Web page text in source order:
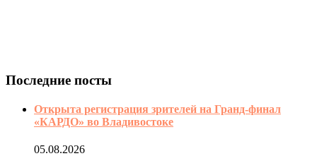
Последние посты
Открыта регистрация зрителей на Гранд-финал
«КАРДО» во Владивостоке
05.08.2026